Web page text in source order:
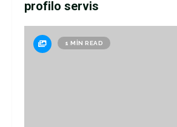
profilo servis
1 MIN READ